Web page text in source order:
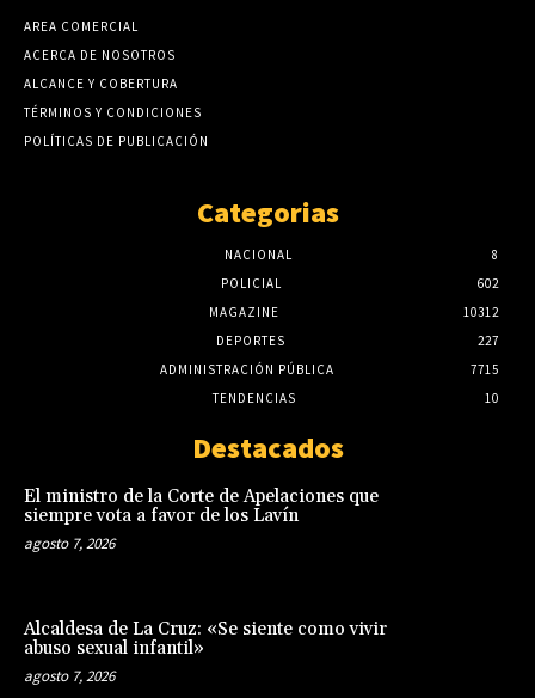
AREA COMERCIAL
ACERCA DE NOSOTROS
ALCANCE Y COBERTURA
TÉRMINOS Y CONDICIONES
POLÍTICAS DE PUBLICACIÓN
Categorias
NACIONAL
8
POLICIAL
602
MAGAZINE
10312
DEPORTES
227
ADMINISTRACIÓN PÚBLICA
7715
TENDENCIAS
10
Destacados
El ministro de la Corte de Apelaciones que
siempre vota a favor de los Lavín
agosto 7, 2026
Alcaldesa de La Cruz: «Se siente como vivir
abuso sexual infantil»
agosto 7, 2026